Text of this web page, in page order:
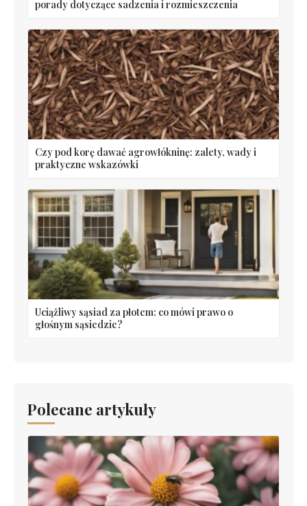
porady dotyczące sadzenia i rozmieszczenia
Czy pod korę dawać agrowłókninę: zalety, wady i
praktyczne wskazówki
Uciążliwy sąsiad za płotem: co mówi prawo o
głośnym sąsiedzie?
Polecane artykuły